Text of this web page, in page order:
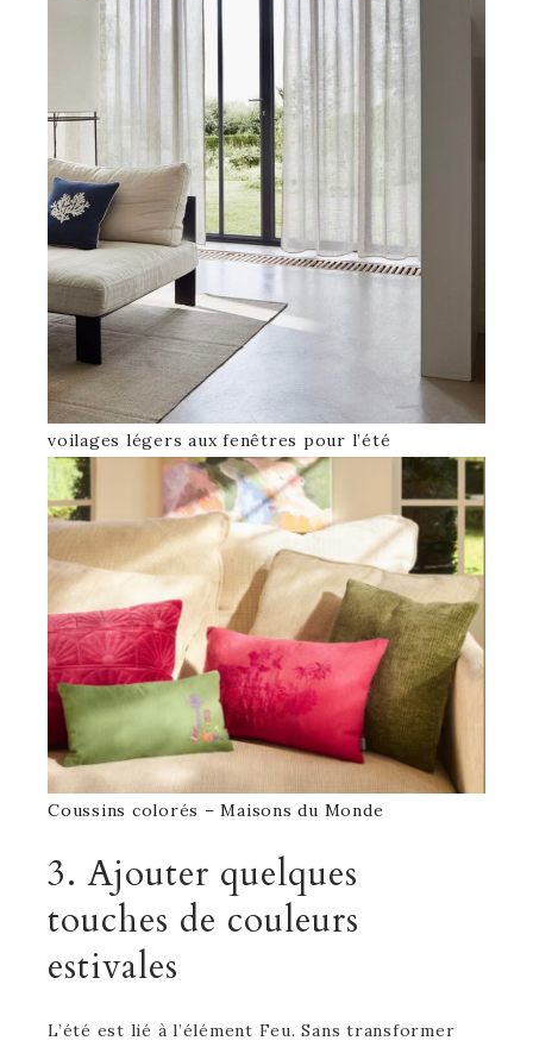
voilages légers aux fenêtres pour l’été
Coussins colorés – Maisons du Monde
3. Ajouter quelques
touches de couleurs
estivales
L’été est lié à l’élément Feu. Sans transformer